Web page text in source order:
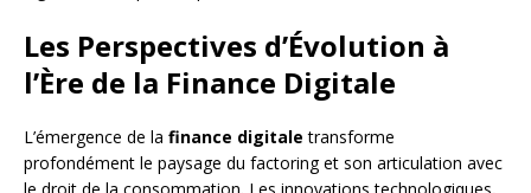
Les Perspectives d’Évolution à
l’Ère de la Finance Digitale
L’émergence de la finance digitale transforme
profondément le paysage du factoring et son articulation avec